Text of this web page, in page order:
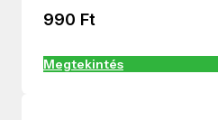
990 Ft
Megtekintés